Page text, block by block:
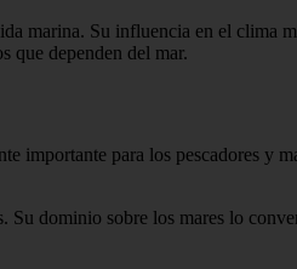
marina. Su influencia en el clima
que dependen del mar.
importante para los pescadores y
dominio sobre los mares lo